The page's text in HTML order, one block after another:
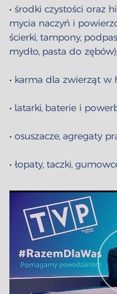
• środki czystości oraz
mycia naczyń i
ścierki, tampony,
mydło, pasta do zębów);
• karma dla zwierząt w
• latarki, baterie i
• osuszacze, agregaty
• łopaty, taczki,